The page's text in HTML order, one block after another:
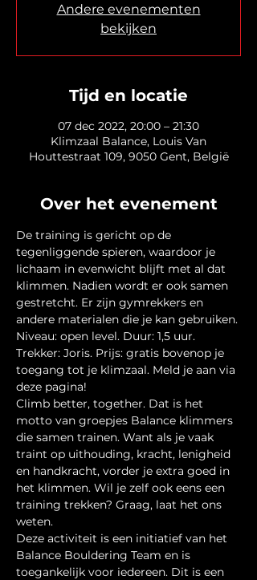
Andere evenementen
bekijken
Tijd en locatie
07 dec 2022, 20:00 – 21:30
Klimzaal Balance, Louis Van
Houttestraat 109, 9050 Gent, België
Over het evenement
De training is gericht op de
tegenliggende spieren, waardoor je
lichaam in evenwicht blijft met al dat
klimmen. Nadien wordt er ook samen
gestretcht. Er zijn gymrekkers en
andere materialen die je kan gebruiken.
Niveau: open level. Duur: 1,5 uur.
Trekker: Joris. Prijs: gratis bovenop je
toegang tot je klimzaal. Meld je aan via
deze pagina!
Climb better, together. Dat is het
motto van groepjes Balance klimmers
die samen trainen. Want als je vaak
traint op uithouding, kracht, lenigheid
en handkracht, vorder je extra goed in
het klimmen. Wil je zelf ook eens een
training trekken? Graag, laat het ons
weten.
Deze activiteit is een initiatief van het
Balance Bouldering Team en is
toegankelijk voor iedereen. Dit is een